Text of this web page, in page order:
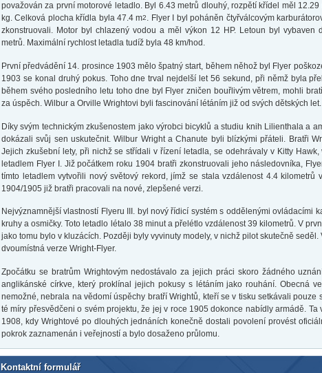
považován za první motorové letadlo. Byl 6.43 metrů dlouhý, rozpětí křídel měl
kg. Celková plocha křídla byla 47.4 m2. Flyer I byl poháněn čtyřválcovým
zkonstruovali. Motor byl chlazený vodou a měl výkon 12 HP. Letoun byl vybaven
metrů. Maximální rychlost letadla tudíž byla 48 km/hod.
První předvádění 14. prosince 1903 mělo špatný start, během něhož byl Flyer
1903 se konal druhý pokus. Toho dne trval nejdelší let 56 sekund, při němž byla
během svého posledního letu toho dne byl Flyer zničen bouřlivým větrem, mohli
za úspěch. Wilbur a Orville Wrightovi byli fascinování létáním již od svých dětských let.
Díky svým technickým zkušenostem jako výrobci bicyklů a studiu knih Lilienthala a
dokázali svůj sen uskutečnit. Wilbur Wright a Chanute byli blízkými přáteli. Bratři
Jejich zkušební lety, při nichž se střídali v řízení letadla, se odehrávaly v Kitty
letadlem Flyer I. Již počátkem roku 1904 bratři zkonstruovali jeho následovníka,
tímto letadlem vytvořili nový světový rekord, jímž se stala vzdálenost 4.4 kilometrů
1904/1905 již bratři pracovali na nové, zlepšené verzi.
Nejvýznamnější vlastností Flyeru III. byl nový řídicí systém s oddělenými ovládacími
kruhy a osmičky. Toto letadlo létalo 38 minut a přelétlo vzdálenost 39 kilometrů. V
jako tomu bylo v kluzácích. Později byly vyvinuty modely, v nichž pilot skutečně
dvoumístná verze Wright-Flyer.
Zpočátku se bratrům Wrightovým nedostávalo za jejich práci skoro žádného
anglikánské církve, který proklínal jejich pokusy s létáním jako rouhání. Obecná
nemožné, nebrala na vědomí úspěchy bratří Wrightů, kteří se v tisku setkávali pouze
té míry přesvědčeni o svém projektu, že jej v roce 1905 dokonce nabídly armádě. Ta
1908, kdy Wrightové po dlouhých jednáních konečně dostali povolení provést
pokrok zaznamenán i veřejností a bylo dosaženo průlomu.
Kontaktní formulář